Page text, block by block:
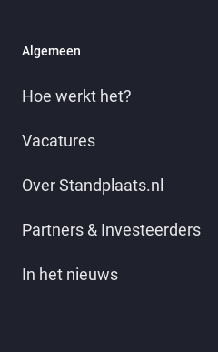
Algemeen
Hoe werkt het?
Vacatures
Over Standplaats.nl
Partners & Investeerders
In het nieuws